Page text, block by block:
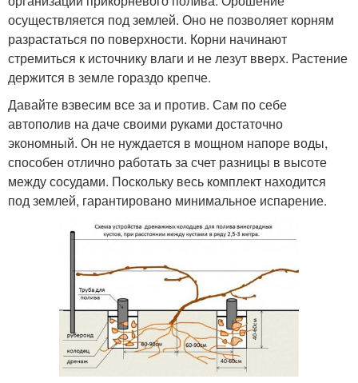
осуществляется под землей. Оно не позволяет корням
разрастаться по поверхности. Корни начинают
стремиться к источнику влаги и не лезут вверх. Растение
держится в земле гораздо крепче.
Давайте взвесим все за и против. Сам по себе
автополив на даче своими руками достаточно
экономный. Он не нуждается в мощном напоре воды,
способен отлично работать за счет разницы в высоте
между сосудами. Поскольку весь комплект находится
под землей, гарантировано минимальное испарение.